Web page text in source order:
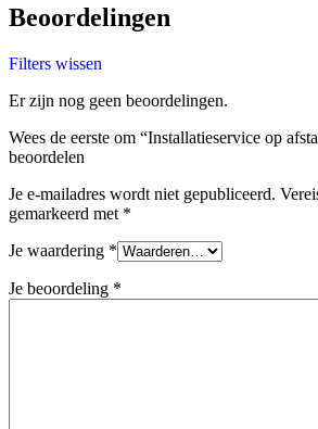
Beoordelingen
Filters wissen
Er zijn nog geen beoordelingen.
Wees de eerste om “Installatieservice op
beoordelen
Je e-mailadres wordt niet gepubliceerd.
gemarkeerd met *
Je waardering *
Je beoordeling *